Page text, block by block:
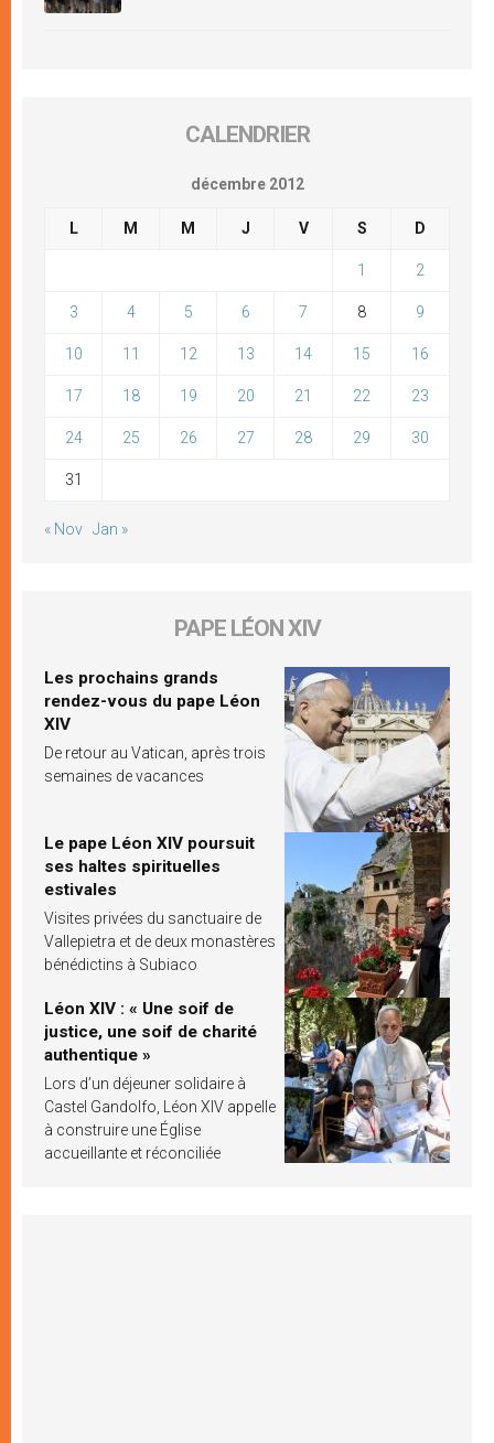
CALENDRIER
décembre 2012
L M M J V S D
1 2
3 4 5 6 7 8 9
10 11 12 13 14 15 16
17 18 19 20 21 22 23
24 25 26 27 28 29 30
31
« Nov Jan »
PAPE LÉON XIV
Les prochains grands
rendez-vous du pape Léon
XIV
De retour au Vatican, après trois
semaines de vacances
Le pape Léon XIV poursuit
ses haltes spirituelles
estivales
Visites privées du sanctuaire de
Vallepietra et de deux monastères
bénédictins à Subiaco
Léon XIV : « Une soif de
justice, une soif de charité
authentique »
Lors d’un déjeuner solidaire à
Castel Gandolfo, Léon XIV appelle
à construire une Église
accueillante et réconciliée